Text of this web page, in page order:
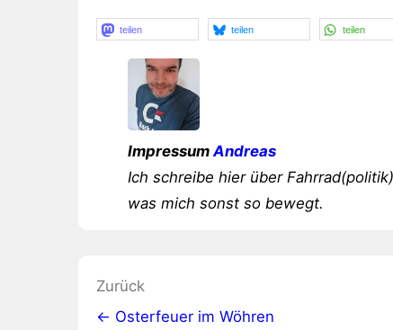
teilen teilen teilen
ImpressumAndreas
Ich schreibe hier über
was mich sonst so bewegt.
Beitragsnavigation
Zurück
← Osterfeuer im Wöhren